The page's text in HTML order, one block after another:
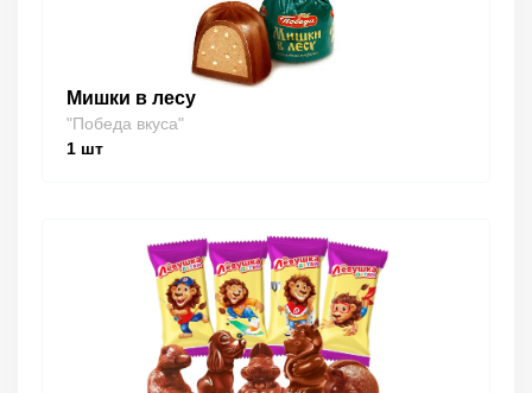
Мишки в лесу
"Победа вкуса"
1 шт